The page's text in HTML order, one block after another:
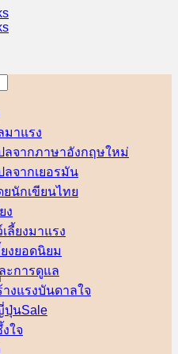
จากภาษาอังกฤษ
จากเยอรมัน
นักเขียนไทย
ง
ลี้ยง
ง
ะการดูแล
างแรงบันดาลใจ
ปุ่น
ใจ